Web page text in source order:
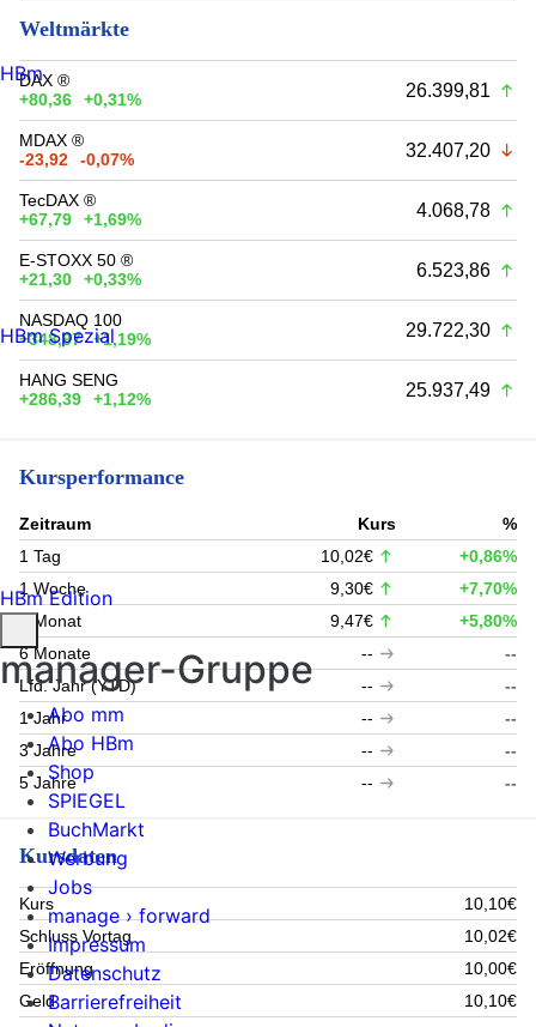
Weltmärkte
DAX ®
+80,36
+0,31% 26.399,81
MDAX ®
-23,92
-0,07% 32.407,20
TecDAX ®
+67,79
+1,69% 4.068,78
E-STOXX 50 ®
+21,30
+0,33% 6.523,86
NASDAQ 100
+348,97
+1,19% 29.722,30
HANG SENG
+286,39
+1,12% 25.937,49
Kursperformance
Zeitraum Kurs
%
1 Tag
10,02€
+0,86%
1 Woche
9,30€
+7,70%
1 Monat
9,47€
+5,80%
6 Monate
--
--
Lfd. Jahr (YTD)
--
--
1 Jahr
--
--
3 Jahre
--
--
5 Jahre
-- --
Kursdaten
Kurs
10,10€
Schluss Vortag
10,02€
Eröffnung
10,00€
Geld
10,10€
HBm
HBm Spezial
HBm Edition
manager-Gruppe
Abo mm
Abo HBm
Shop
SPIEGEL
BuchMarkt
Werbung
Jobs
manage › forward
Impressum
Datenschutz
Barrierefreiheit